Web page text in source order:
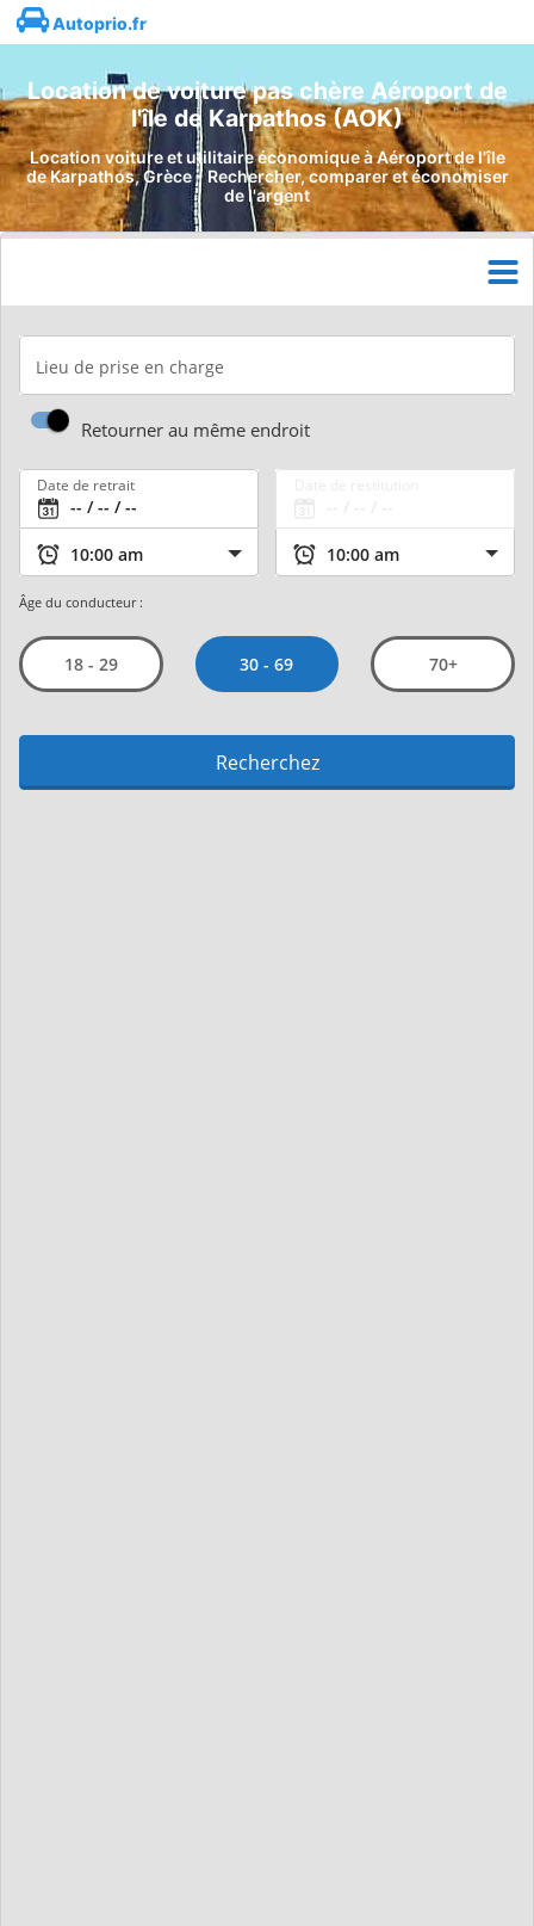
Autoprio.fr
Location de voiture pas chère Aéroport de
l'île de Karpathos (AOK)
Location voiture et utilitaire économique à Aéroport de l'île
de Karpathos, Grèce - Rechercher, comparer et économiser
de l'argent
Lieu de prise en charge
Retourner au même endroit
Date de retrait
Âge du conducteur :
18 - 29 30 - 69 70+
Recherchez